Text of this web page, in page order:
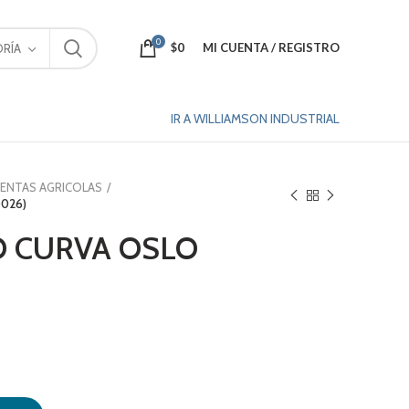
0 $0 MI CUENTA / REGISTRO
IR A WILLIAMSON INDUSTRIAL
AGRICOLAS
CURVA OSLO